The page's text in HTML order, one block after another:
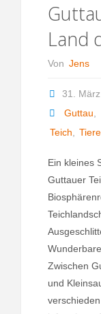
Land
Von Jens
31.
Guttau
Teich
Tiere
Ein kleines
Guttauer
Zwischen
und